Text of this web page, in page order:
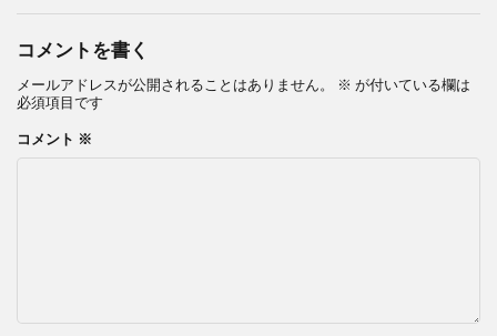
コメントを書く
メールアドレスが公開されることはありません。 ※ が付いている欄は
必須項目です
コメント ※